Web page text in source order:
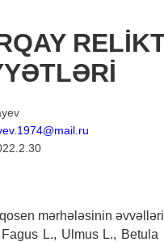
mərhələsinin
Fagus L., Ulmus L.,